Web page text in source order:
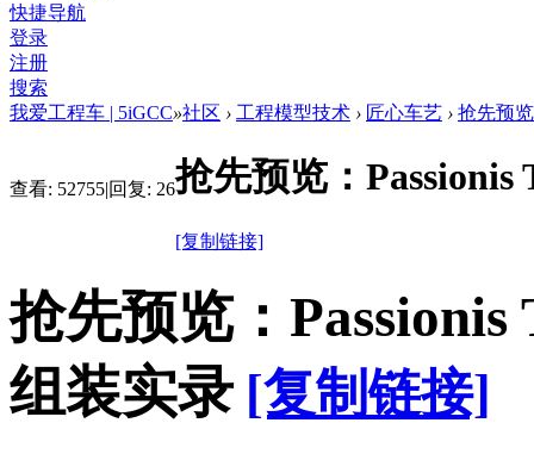
快捷导航
登录
注册
搜索
我爱工程车 | 5iGCC»社区 › 工程模型技术 › 匠心车艺 › 抢先预
查看: 52755|回复: 26抢先预览：
[复制链接]
抢先预览：
组装实录 [复制链接]